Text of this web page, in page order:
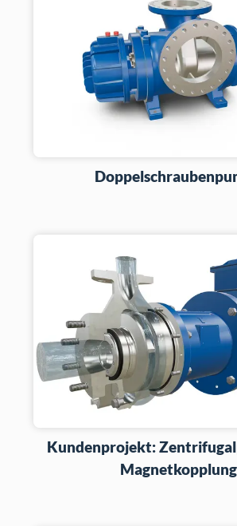
Kundenprojekt:
Magnetkopplung